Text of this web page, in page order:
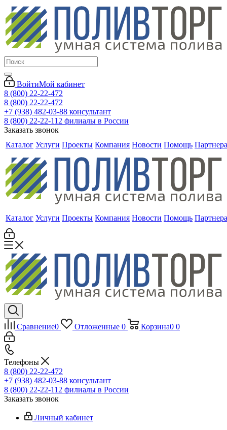
ВойтиМой кабинет
8 (800) 22-22-472
8 (800) 22-22-472
+7 (938) 482-03-88 консультант
8 (800) 22-22-112 филиалы в России
Заказать звонок
Каталог Услуги Проекты Компания Новости Помощь
Каталог Услуги Проекты Компания Новости Помощь
Сравнение0 Отложенные 0 Корзина0 0
Телефоны
8 (800) 22-22-472
+7 (938) 482-03-88 консультант
8 (800) 22-22-112 филиалы в России
Заказать звонок
Личный кабинет